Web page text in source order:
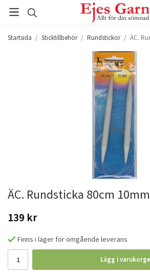
Startsida / Sticktillbehör / Rundstickor / ÄC.
ÄC. Rundsticka 80cm 10mm
139 kr
Finns i lager för omgående leverans
Lägg i